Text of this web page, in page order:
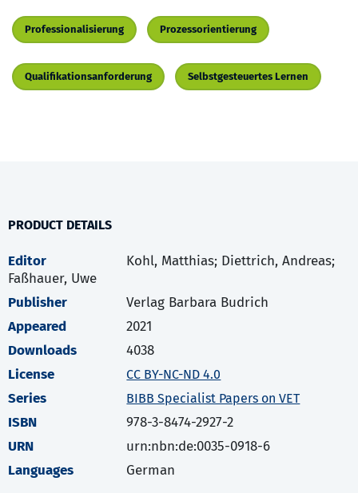
Professionalisierung Prozessorientierung
Qualifikationsanforderung Selbstgesteuertes Lernen
PRODUCT DETAILS
Editor
Kohl, Matthias; Diettrich, Andreas;
Faßhauer, Uwe
Publisher
Verlag Barbara Budrich
Appeared
2021
Downloads
4038
License
CC BY-NC-ND 4.0
Series BIBB Specialist Papers on VET
ISBN
978-3-8474-2927-2
URN
urn:nbn:de:0035-0918-6
Languages
German